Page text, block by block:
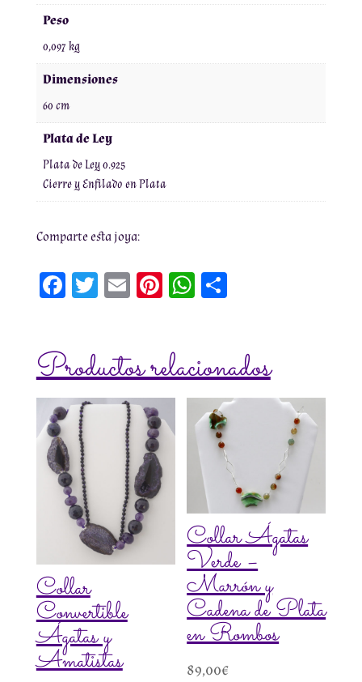
Turquesa
Cadena
de
Plata
cantidad
Peso
0,097 kg
Dimensiones
60 cm
Plata de Ley
Plata de Ley 0.925
Cierre y Enfilado en Plata
Comparte esta joya:
Fa
ok
T
er
E
l
Pi
es
t
W
sA
pp
Co
rti
r
Productos relacionados
Collar
Convertible
Ágatas y
Amatistas
Collar Ágatas
Verde –
Marrón y
Cadena de Plata
en Rombos
89,00€